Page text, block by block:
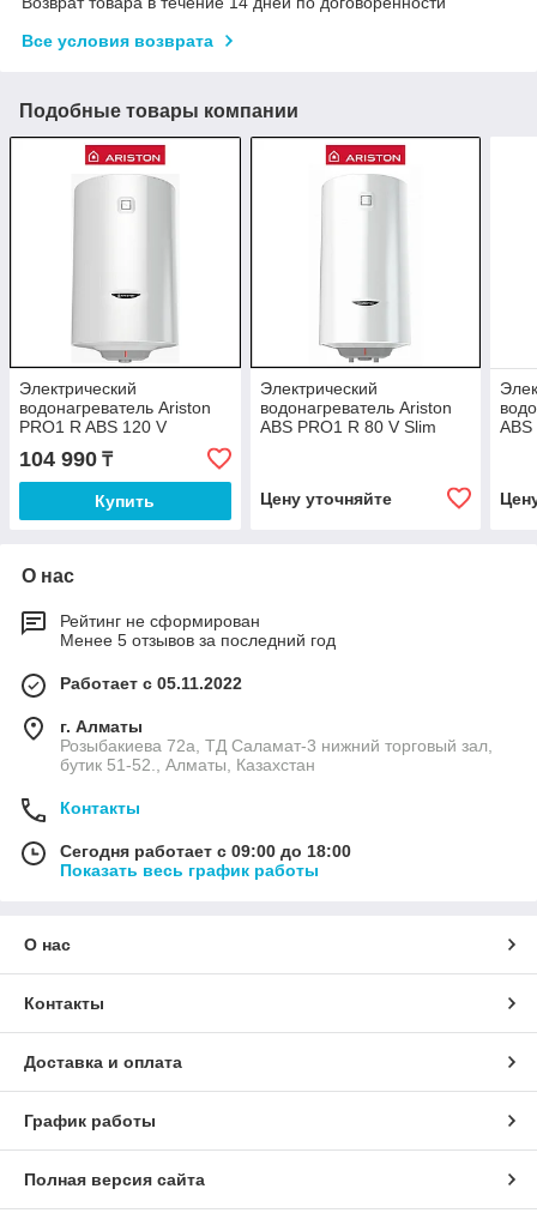
Все условия возврата
Подобные товары компании
Электрический
водонагреватель Ariston
PRO1 R ABS 120 V
104 990 ₸
Купить
Электрический
водонагреватель Ariston
ABS PRO1 R 80 V Slim
Цену уточняйте
О нас
Рейтинг не сформирован
Менее 5 отзывов за последний год
Работает с 05.11.2022
г. Алматы
Розыбакиева 72а, ТД Саламат-3 нижний торговый зал,
бутик 51-52., Алматы, Казахстан
Контакты
Сегодня работает с 09:00 до 18:00
Показать весь график работы
О нас
Контакты
Доставка и оплата
График работы
Полная версия сайта